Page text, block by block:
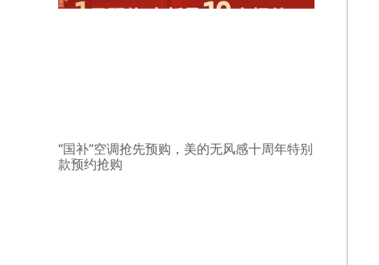
“国补”空调抢先预购，美的无风感十周年特别
款预约抢购